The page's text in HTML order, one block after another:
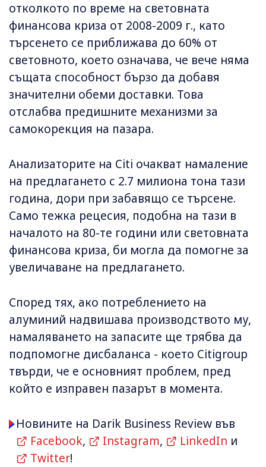
отколкото по време на световната
финансова криза от 2008-2009 г., като
търсенето се приближава до 60% от
световното, което означава, че вече няма
същата способност бързо да добавя
значителни обеми доставки. Това
отслабва предишните механизми за
самокорекция на пазара.
Анализаторите на Citi очакват намаление
на предлагането с 2.7 милиона тона тази
година, дори при забавящо се търсене.
Само тежка рецесия, подобна на тази в
началото на 80-те години или световната
финансова криза, би могла да помогне за
увеличаване на предлагането.
Според тях, ако потреблението на
алуминий надвишава производството му,
намаляването на запасите ще трябва да
подпомогне дисбаланса - което Citigroup
твърди, че е основният проблем, пред
който е изправен пазарът в момента.
Новините на Darik Business Review във
Facebook, Instagram, LinkedIn и
Twitter!